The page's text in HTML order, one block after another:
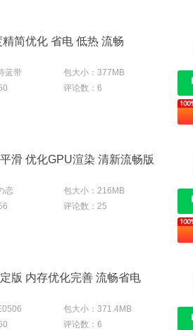
简优化 省电 低热 流畅
蓝带 包大小： 377MB
评论数： 6
滑 优化GPU渲染 清新流畅版
恋 包大小： 216MB
评论数： 25
版 内存优化完善 流畅省电
包大小： 371.4MB
评论数： 6